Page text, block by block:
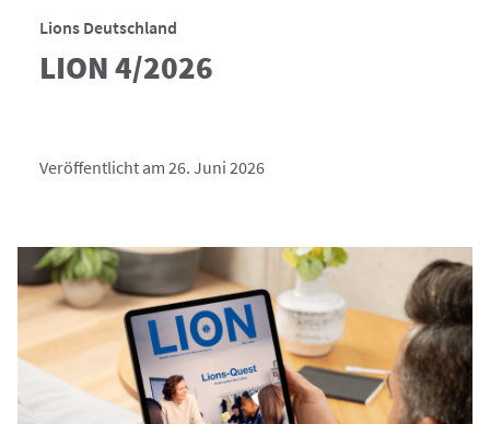
Lions Deutschland
LION 4/2026
Veröffentlicht am 26. Juni 2026